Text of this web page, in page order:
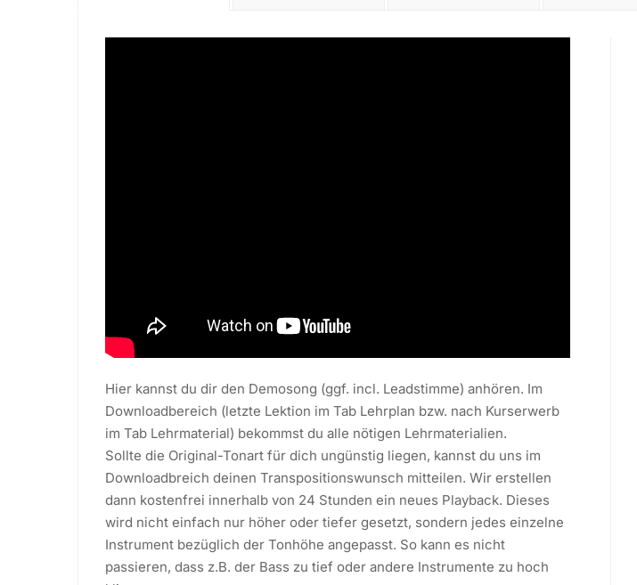
Hier kannst du dir den Demosong (ggf. incl. Leadstimme) anhören. Im
Downloadbereich (letzte Lektion im Tab Lehrplan bzw. nach Kurserwerb
im Tab Lehrmaterial) bekommst du alle nötigen Lehrmaterialien.
Sollte die Original-Tonart für dich ungünstig liegen, kannst du uns im
Downloadbreich deinen Transpositionswunsch mitteilen. Wir erstellen
dann kostenfrei innerhalb von 24 Stunden ein neues Playback. Dieses
wird nicht einfach nur höher oder tiefer gesetzt, sondern jedes einzelne
Instrument bezüglich der Tonhöhe angepasst. So kann es nicht
passieren, dass z.B. der Bass zu tief oder andere Instrumente zu hoch